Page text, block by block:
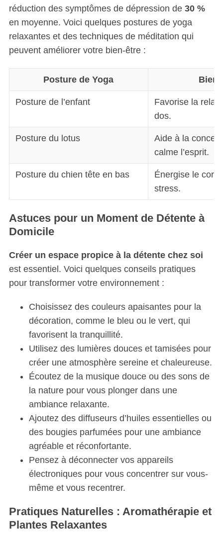
réduction des symptômes de dépression de 30 %
en moyenne. Voici quelques postures de yoga
relaxantes et des techniques de méditation qui
peuvent améliorer votre bien-être :
Posture de Yoga
Posture de l’enfant
Favorise la
dos.
Posture du lotus
Aide à la
calme l’esprit.
Posture du chien tête en bas
Énergise le
stress.
Astuces pour un Moment de Détente à
Domicile
Créer un espace propice à la détente chez soi
est essentiel. Voici quelques conseils pratiques
pour transformer votre environnement :
Choisissez des couleurs apaisantes pour la
décoration, comme le bleu ou le vert, qui
favorisent la tranquillité.
Utilisez des lumières douces et tamisées pour
créer une atmosphère sereine et chaleureuse.
Écoutez de la musique douce ou des sons de
la nature pour vous plonger dans une
ambiance relaxante.
Ajoutez des diffuseurs d’huiles essentielles ou
des bougies parfumées pour une ambiance
agréable et réconfortante.
Pensez à déconnecter vos appareils
électroniques pour vous concentrer sur vous-
même et vous recentrer.
Pratiques Naturelles : Aromathérapie et
Plantes Relaxantes
e
r
c
f
o
r